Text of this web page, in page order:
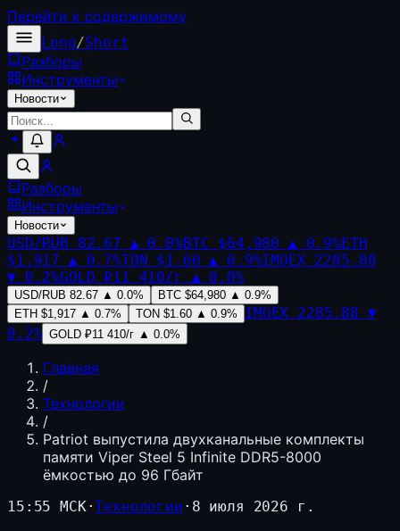
Перейти к содержимому
Long/Short
Разборы
Инструменты
Новости
Разборы
Инструменты
Новости
USD/RUB 82.67 ▲ 0.0%BTC $64,980 ▲ 0.9%ETH
$1,917 ▲ 0.7%TON $1.60 ▲ 0.9%IMOEX 2285.88
▼ 0.2%GOLD ₽11 410/г ▲ 0.0%
USD/RUB 82.67 ▲ 0.0% BTC $64,980 ▲ 0.9%
ETH $1,917 ▲ 0.7% TON $1.60 ▲ 0.9% IMOEX 2285.88 ▼
0.2% GOLD ₽11 410/г ▲ 0.0%
Главная
/
Технологии
/
Patriot выпустила двухканальные комплекты
памяти Viper Steel 5 Infinite DDR5-8000
ёмкостью до 96 Гбайт
15:55 МСК·Технологии · 8 июля 2026 г.